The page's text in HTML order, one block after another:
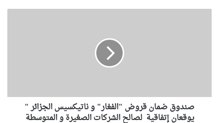
ن
صندوق ضمان قروض "الفغار" و ناتيكسيس الجزائر "
يوقعان إتفاقية لصالح الشركات الصغيرة و المتوسطة